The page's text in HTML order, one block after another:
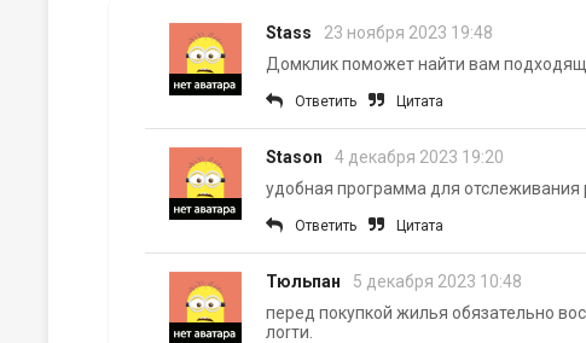
Stass
23 ноября 2023 19:48
Домклик поможет найти вам
Ответить Цитата
Stason
4 декабря 2023 19:20
удобная программа для отслеживания
Ответить Цитата
Тюльпан
5 декабря 2023 10:48
перед покупкой жилья обязательно
лоrти.